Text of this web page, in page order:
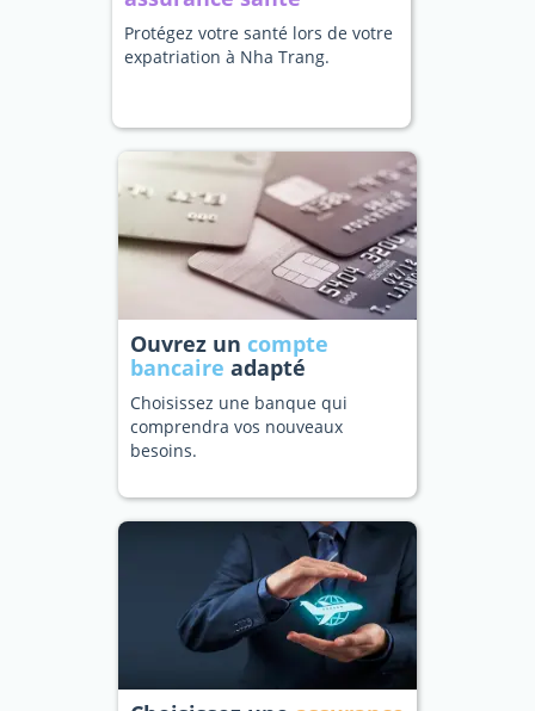
Protégez votre santé lors de votre
expatriation à Nha Trang.
Ouvrez un compte
bancaire adapté
Choisissez une banque qui
comprendra vos nouveaux
besoins.